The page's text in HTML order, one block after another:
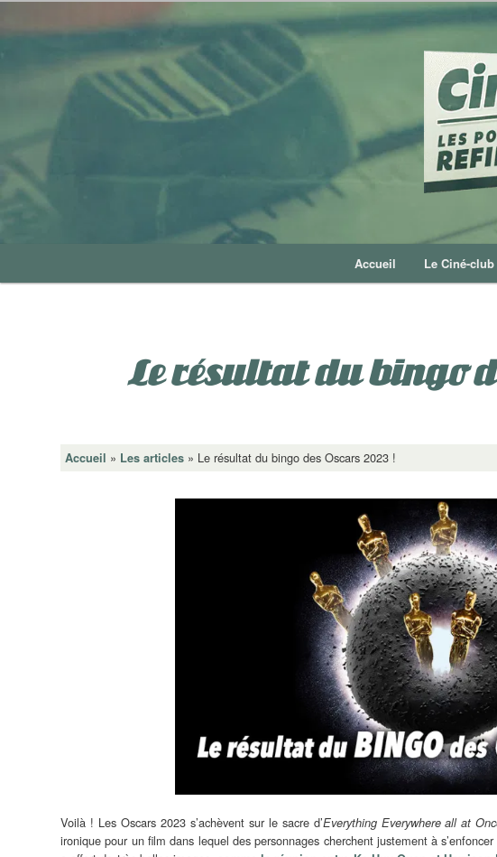
Accueil Le Ciné-
Le résultat du bingo
Accueil » Les articles » Le résultat du bingo des Oscars 2023 !
Voilà ! Les Oscars 2023 s’achèvent sur le sacre d’Everything Everywhere all at
ironique pour un film dans lequel des personnages cherchent justement à